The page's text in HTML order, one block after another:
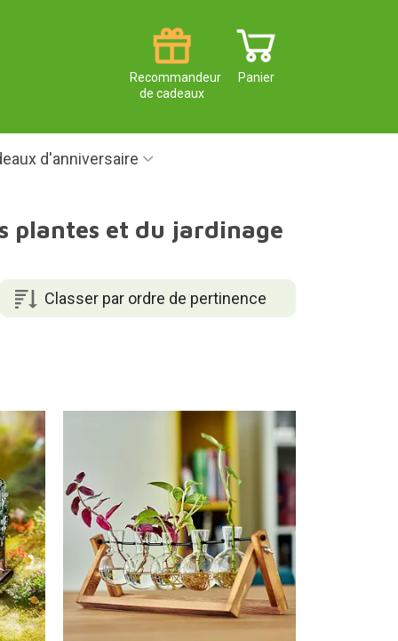
Panier
Recommandeur
de cadeaux
d'anniversaire
plantes et du jardinage
Classer par ordre de pertinence